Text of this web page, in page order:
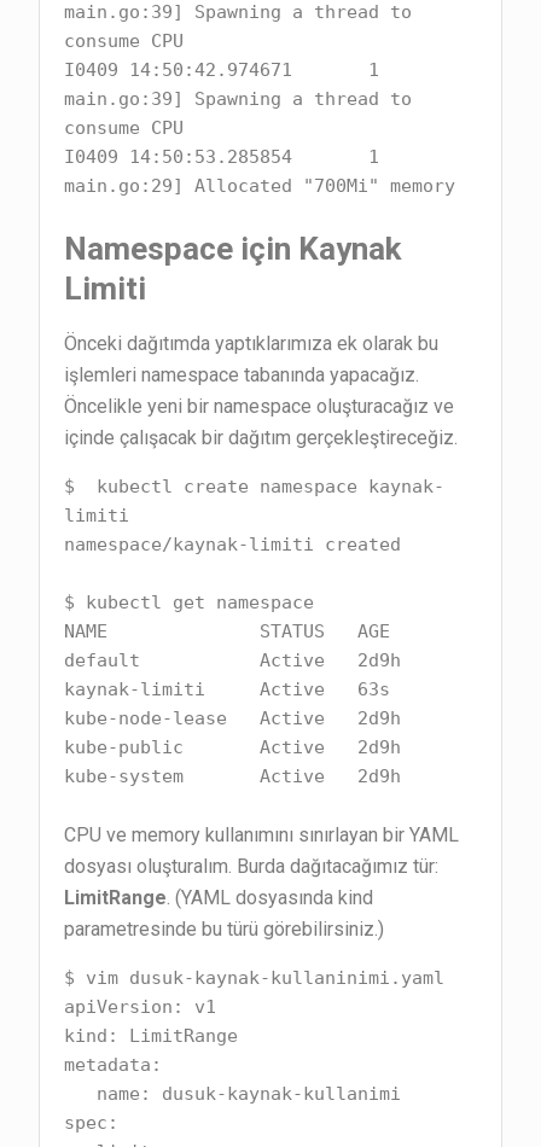
main.go:39] Spawning a thread to
consume CPU
I0409 14:50:42.974671       1
main.go:39] Spawning a thread to
consume CPU
I0409 14:50:53.285854       1
main.go:29] Allocated "700Mi" memory
Namespace için Kaynak
Limiti
Önceki dağıtımda yaptıklarımıza ek olarak bu
işlemleri namespace tabanında yapacağız.
Öncelikle yeni bir namespace oluşturacağız ve
içinde çalışacak bir dağıtım gerçekleştireceğiz.
$  kubectl create namespace kaynak-
limiti
namespace/kaynak-limiti created
$ kubectl get namespace
NAME              STATUS   AGE
default           Active   2d9h
kaynak-limiti     Active   63s
kube-node-lease   Active   2d9h
kube-public       Active   2d9h
kube-system       Active   2d9h
CPU ve memory kullanımını sınırlayan bir YAML
dosyası oluşturalım. Burda dağıtacağımız tür:
LimitRange. (YAML dosyasında kind
parametresinde bu türü görebilirsiniz.)
$ vim dusuk-kaynak-kullaninimi.yaml
apiVersion: v1
kind: LimitRange
metadata:
spec: